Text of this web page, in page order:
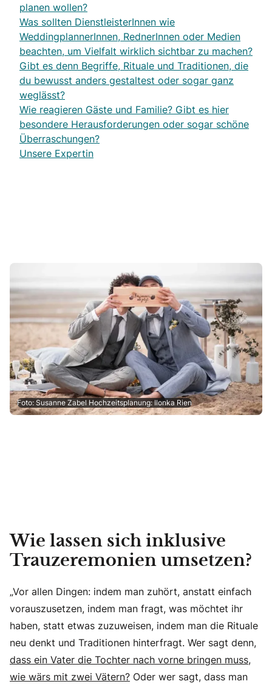
planen wollen?
Was sollten DienstleisterInnen wie
WeddingplannerInnen, RednerInnen oder Medien
beachten, um Vielfalt wirklich sichtbar zu machen?
Gibt es denn Begriffe, Rituale und Traditionen, die
du bewusst anders gestaltest oder sogar ganz
weglässt?
Wie reagieren Gäste und Familie? Gibt es hier
besondere Herausforderungen oder sogar schöne
Überraschungen?
Unsere Expertin
Foto: Susanne Zabel Hochzeitsplanung: Ilonka Rien
Wie lassen sich inklusive
Trauzeremonien umsetzen?
„Vor allen Dingen: indem man zuhört, anstatt einfach
vorauszusetzen, indem man fragt, was möchtet ihr
haben, statt etwas zuzuweisen, indem man die Rituale
neu denkt und Traditionen hinterfragt. Wer sagt denn,
dass ein Vater die Tochter nach vorne bringen muss,
wie wärs mit zwei Vätern? Oder wer sagt, dass man